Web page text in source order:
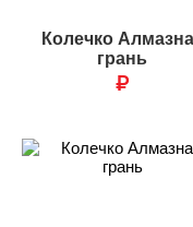
Колечко
грань
₽